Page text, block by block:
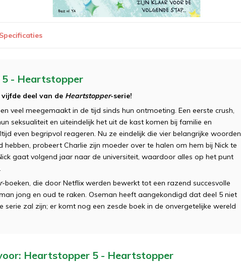
Specificaties
- Heartstopper
deel van de Heartstopper-serie!
veel meegemaakt in de tijd sinds hun ontmoeting. Een eerste crush,
seksualiteit en uiteindelijk het uit de kast komen bij familie en
even begripvol reageren. Nu ze eindelijk die vier belangrijke woorden
hebben, probeert Charlie zijn moeder over te halen om hem bij Nick te
gaat volgend jaar naar de universiteit, waardoor alles op het punt
-boeken, die door Netflix werden bewerkt tot een razend succesvolle
jong en oud te raken. Oseman heeft aangekondigd dat deel 5 niet
serie zal zijn; er komt nog een zesde boek in de onvergetelijke wereld
Heartstopper 5 - Heartstopper